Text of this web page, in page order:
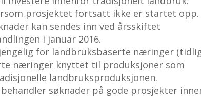
prosjektet fortsatt ikke er startet opp.
kan sendes inn ved årsskiftet
i januar 2016.
for landbruksbaserte næringer
næringer knyttet til produksjoner som
landbruksproduksjonen.
søknader på gode prosjekter